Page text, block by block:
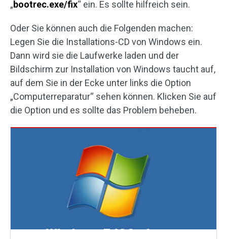
„bootrec.exe/fix“ ein. Es sollte hilfreich sein.
Oder Sie können auch die Folgenden machen:
Legen Sie die Installations-CD von Windows ein.
Dann wird sie die Laufwerke laden und der
Bildschirm zur Installation von Windows taucht auf,
auf dem Sie in der Ecke unter links die Option
„Computerreparatur“ sehen können. Klicken Sie auf
die Option und es sollte das Problem beheben.